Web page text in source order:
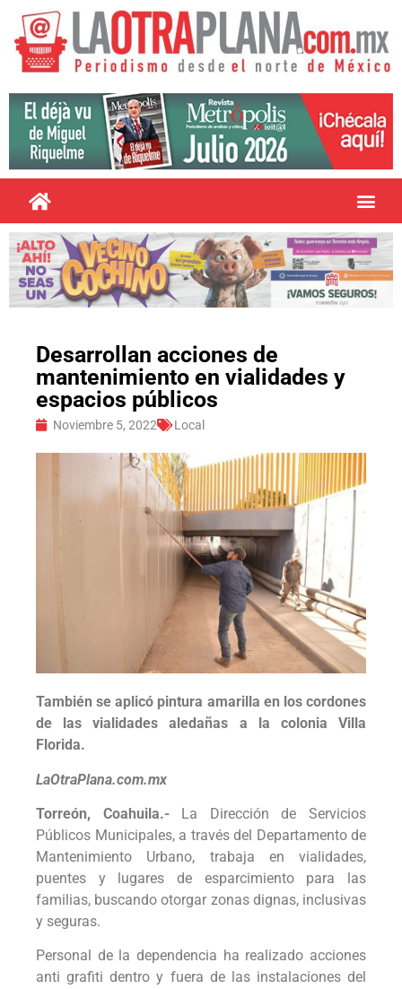
Desarrollan acciones de
mantenimiento en vialidades y
espacios públicos
Noviembre 5, 2022 Local
También se aplicó pintura amarilla en los cordones
de las vialidades aledañas a la colonia Villa
Florida.
LaOtraPlana.com.mx
Torreón, Coahuila.- La Dirección de Servicios
Públicos Municipales, a través del Departamento de
Mantenimiento Urbano, trabaja en vialidades,
puentes y lugares de esparcimiento para las
familias, buscando otorgar zonas dignas, inclusivas
y seguras.
Personal de la dependencia ha realizado acciones
anti grafiti dentro y fuera de las instalaciones del